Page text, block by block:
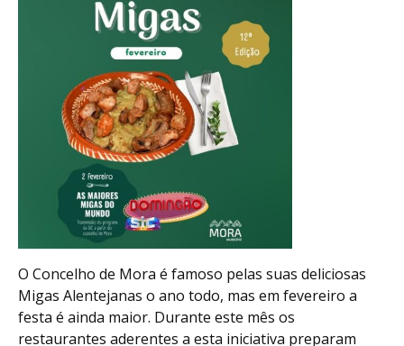
O Concelho de Mora é famoso pelas suas deliciosas
Migas Alentejanas o ano todo, mas em fevereiro a
festa é ainda maior. Durante este mês os
restaurantes aderentes a esta iniciativa preparam